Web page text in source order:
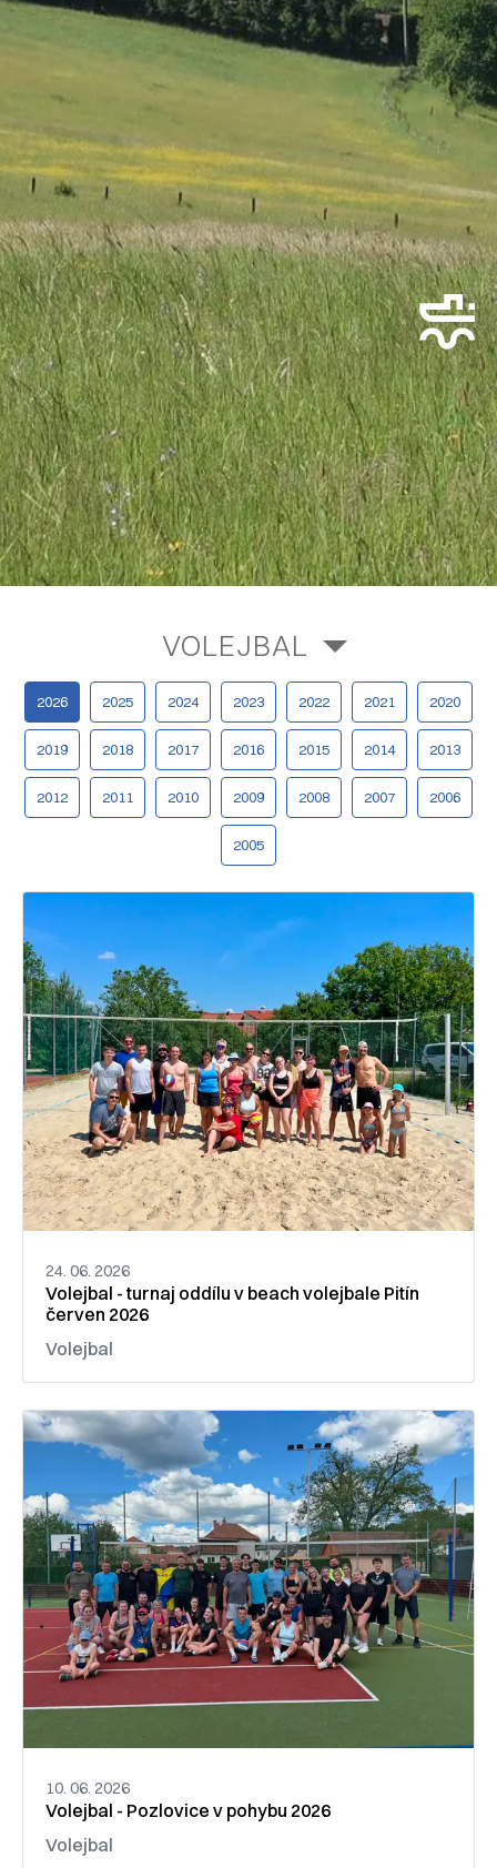
VOLEJBAL
2026 2025 2024 2023 2022 2021 2020
2019 2018 2017 2016 2015 2014 2013
2012 2011 2010 2009 2008 2007 2006
2005
24. 06. 2026
Volejbal - turnaj oddílu v beach volejbale Pitín
červen 2026
Volejbal
10. 06. 2026
Volejbal - Pozlovice v pohybu 2026
Volejbal